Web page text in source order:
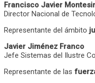
Francisco Javier
Director Nacional de
Representante del ámbito
Javier Jiménez Franco
Jefe Sistemas del Ilustre
Representante de las